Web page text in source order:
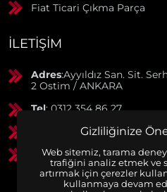
Fiat Ticari Çıkma Parça
İLETIŞIM
Adres:Ayyıldız San. Sit.
2 Ostim / ANKARA
Tel: 0312 354 86 27
: 0506 369 50 55
GSM: 0553 790 38 01
Gizliliğinize
Web sitemiz, tarama
trafiğini analiz etmek ve
artırmak için çerezler
kullanmaya devam